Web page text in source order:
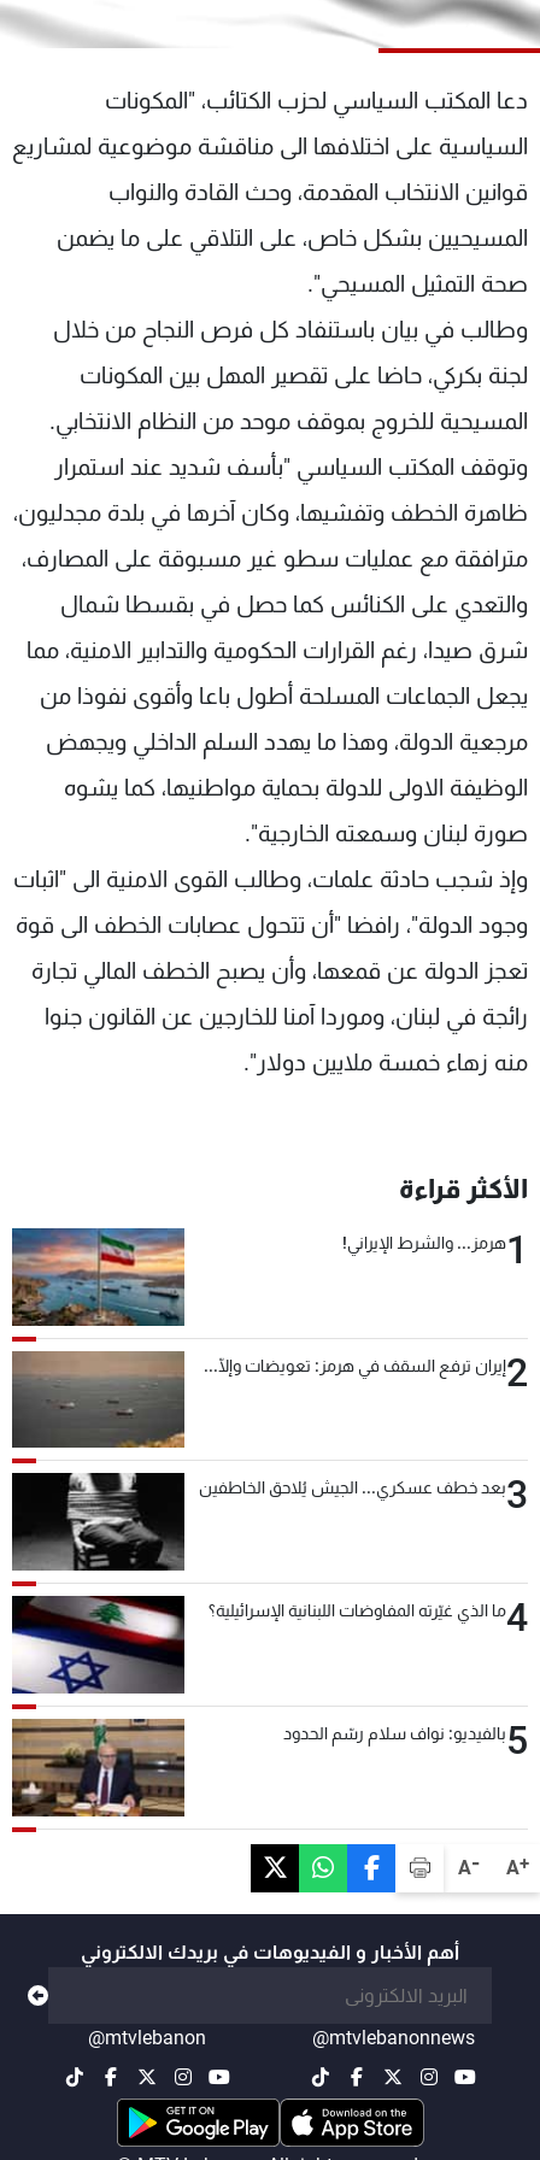
A+
A-
دعا المكتب السياسي لحزب الكتائب، "المكونات
السياسية على اختلافها الى مناقشة موضوعية لمشاريع
قوانين الانتخاب المقدمة، وحث القادة والنواب
المسيحيين بشكل خاص، على التلاقي على ما يضمن
صحة التمثيل المسيحي".
وطالب في بيان باستنفاد كل فرص النجاح من خلال
لجنة بكركي، حاضا على تقصير المهل بين المكونات
المسيحية للخروج بموقف موحد من النظام الانتخابي.
وتوقف المكتب السياسي "بأسف شديد عند استمرار
ظاهرة الخطف وتفشيها، وكان آخرها في بلدة مجدليون،
مترافقة مع عمليات سطو غير مسبوقة على المصارف،
والتعدي على الكنائس كما حصل في بقسطا شمال
شرق صيدا، رغم القرارات الحكومية والتدابير الامنية، مما
يجعل الجماعات المسلحة أطول باعا وأقوى نفوذا من
مرجعية الدولة، وهذا ما يهدد السلم الداخلي ويجهض
الوظيفة الاولى للدولة بحماية مواطنيها، كما يشوه
صورة لبنان وسمعته الخارجية".
وإذ شجب حادثة علمات، وطالب القوى الامنية الى "اثبات
وجود الدولة"، رافضا "أن تتحول عصابات الخطف الى قوة
تعجز الدولة عن قمعها، وأن يصبح الخطف المالي تجارة
رائجة في لبنان، وموردا آمنا للخارجين عن القانون جنوا
منه زهاء خمسة ملايين دولار".
الأكثر قراءة
1هرمز... والشرط الإيراني!
2إيران ترفع السقف في هرمز: تعويضات وإلّا...
3بعد خطف عسكري... الجيش يُلاحق الخاطفين
4ما الذي غيّرته المفاوضات اللبنانية الإسرائيلية؟
5بالفيديو: نواف سلام رسّم الحدود
أهم الأخبار و الفيديوهات في بريدك الالكتروني
@mtvlebanonnews
@mtvlebanon
شاهد البرامج
الترددات
عن MTV
الإنـتـاج
لاعلاناتكم
وظائف
تواصل معنا
شروط الإسـتخدام